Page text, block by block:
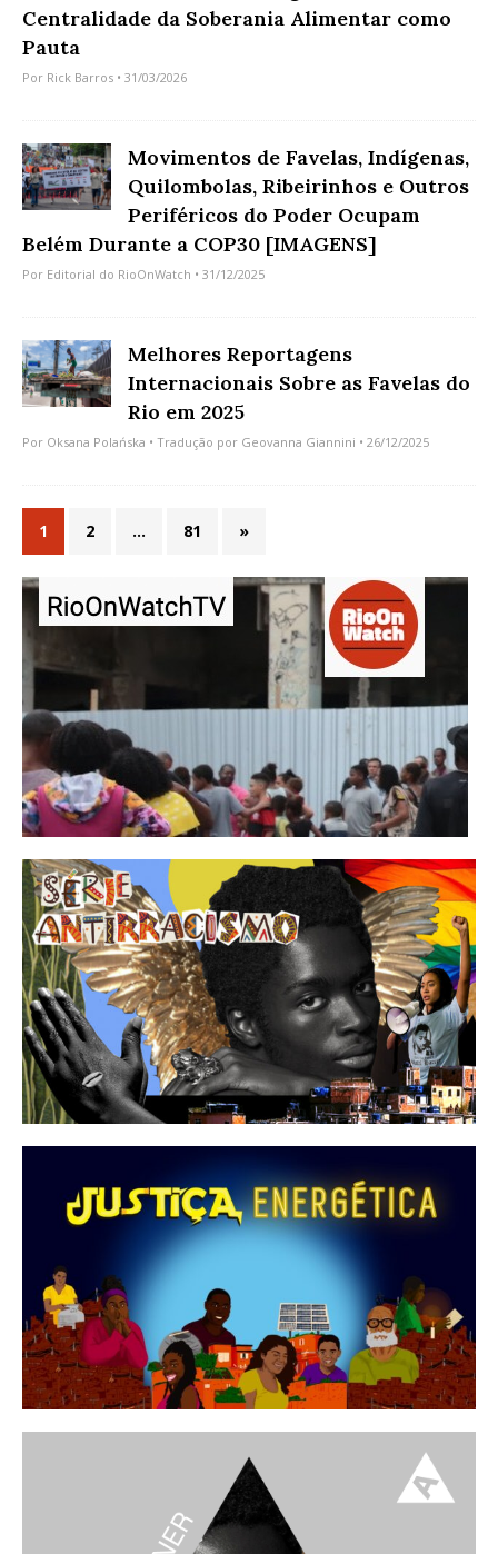
Centralidade da Soberania Alimentar como
Pauta
Por Rick Barros • 31/03/2026
Movimentos de Favelas, Indígenas,
Quilombolas, Ribeirinhos e Outros
Periféricos do Poder Ocupam
Belém Durante a COP30 [IMAGENS]
Por Editorial do RioOnWatch • 31/12/2025
Melhores Reportagens
Internacionais Sobre as Favelas do
Rio em 2025
Por Oksana Polańska • Tradução por Geovanna Giannini • 26/12/2025
1 2 … 81 »